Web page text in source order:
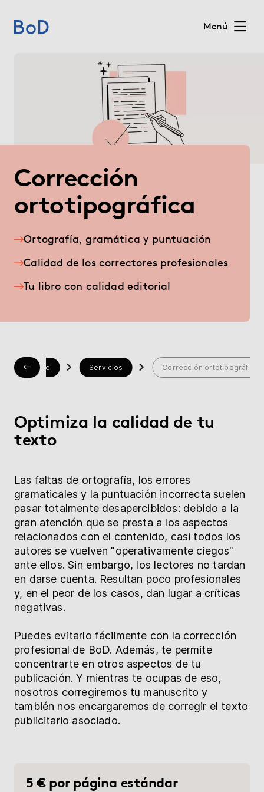
Menú
Quiénes somos
Para editoriales
Blog
myBoD Proyecto nuevo
Corrección
ortotipográfica
Ortografía, gramática y puntuación
Calidad de los correctores profesionales
Tu libro con calidad editorial
Home Servicios Corrección ortotipográfica
Optimiza la calidad de tu
texto
Las faltas de ortografía, los errores
gramaticales y la puntuación incorrecta suelen
pasar totalmente desapercibidos: debido a la
gran atención que se presta a los aspectos
relacionados con el contenido, casi todos los
autores se vuelven "operativamente ciegos"
ante ellos. Sin embargo, los lectores no tardan
en darse cuenta. Resultan poco profesionales
y, en el peor de los casos, dan lugar a críticas
negativas.
Puedes evitarlo fácilmente con la corrección
profesional de BoD. Además, te permite
concentrarte en otros aspectos de tu
publicación. Y mientras te ocupas de eso,
nosotros corregiremos tu manuscrito y
también nos encargaremos de corregir el texto
publicitario asociado.
5 € por página estándar